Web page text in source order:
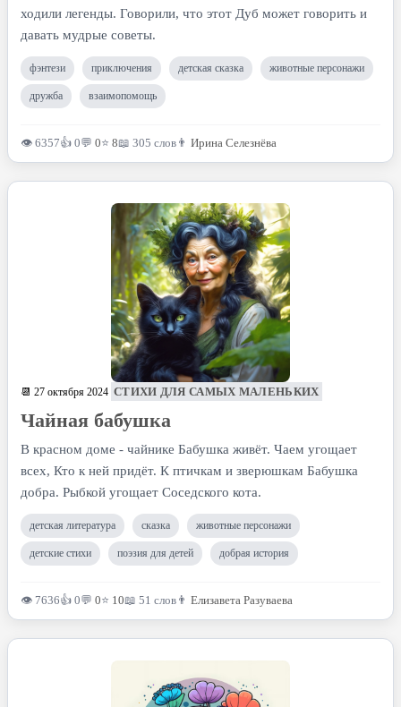
ходили легенды. Говорили, что этот Дуб может говорить и
давать мудрые советы.
фэнтези приключения детская сказка животные персонажи
дружба взаимопомощь
👁 6357👍 0💬 0⭐ 8📖 305 слов 👨 Ирина Селезнёва
📆 27 октября 2024 СТИХИ ДЛЯ САМЫХ МАЛЕНЬКИХ
Чайная бабушка
В красном доме - чайнике Бабушка живёт. Чаем угощает
всех, Кто к ней придёт. К птичкам и зверюшкам Бабушка
добра. Рыбкой угощает Соседского кота.
детская литература сказка животные персонажи
детские стихи поэзия для детей добрая история
👁 7636👍 0💬 0⭐ 10📖 51 слов 👨 Елизавета Разуваева